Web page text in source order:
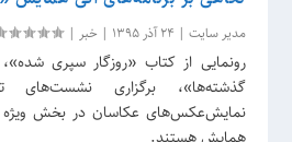
مدیر سایت | 24 آذر 1395 | خبر |
رونمایی از کتاب «روزگار سپری
گذشته‌ها»، برگزاری
نمایش‌عکس‌های عکاسان در بخش ویژه